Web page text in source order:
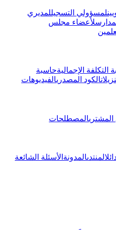
لمسؤولي التسجيللمديري
لأعضاء مجلس
التكلفة الإجماليةحاسبة
الكود المصدريالفيديوهات
المشتريالمصطلحات
المنتدىالمدونة الأسئلة الشائعة